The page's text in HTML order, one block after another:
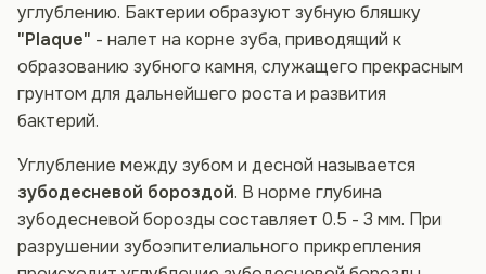
углублению. Бактерии образуют зубную бляшку
"Plaque" - налет на корне зуба, приводящий к
образованию зубного камня, служащего прекрасным
грунтом для дальнейшего роста и развития
бактерий.
Углубление между зубом и десной называется
зубодесневой бороздой. В норме глубина
зубодесневой борозды составляет 0.5 - 3 мм. При
разрушении зубоэпителиального прикрепления